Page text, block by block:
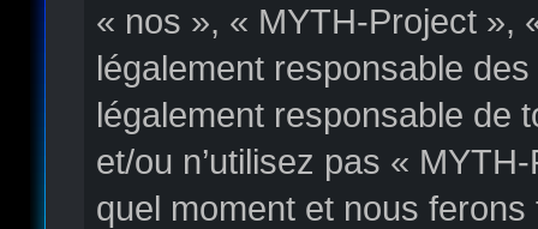
« nos », « MYTH-Project »,
légalement responsable
légalement responsable de
et/ou n’utilisez pas «
quel moment et nous